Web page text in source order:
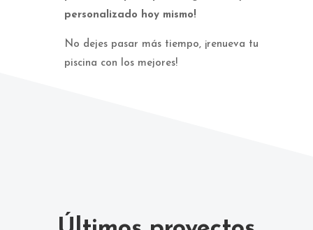
personalizado hoy mismo!
No dejes pasar más tiempo, ¡renueva tu
piscina con los mejores!